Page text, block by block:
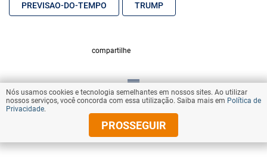
PREVISAO-DO-TEMPO TRUMP
compartilhe
VOLTAR AO TOPO
© Copyright 2025 Diários Associados
Nós usamos cookies e tecnologia semelhantes em nossos sites. Ao utilizar
nossos serviços, você concorda com essa utilização. Saiba mais em Política de
Privacidade.
PROSSEGUIR